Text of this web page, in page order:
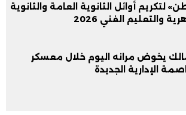
لتكريم أوائل الثانوية العامة والثانوية
والتعليم الفني 2026
يخوض مرانه اليوم خلال معسكر
الإدارية الجديدة